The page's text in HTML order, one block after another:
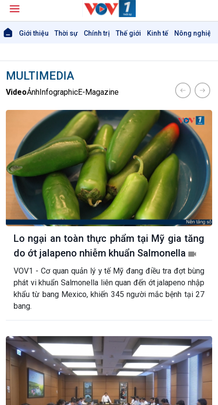
Giới thiệu Thời sự Chính trị Thế giới Kinh tế Nông nghiệp
MULTIMEDIA
VideoẢnhInfographicE-Magazine
Lo ngại an toàn thực phẩm tại Mỹ gia tăng
do ớt jalapeno nhiễm khuẩn Salmonella
VOV1 - Cơ quan quản lý y tế Mỹ đang điều tra đợt bùng
phát vi khuẩn Salmonella liên quan đến ớt jalapeno nhập
khẩu từ bang Mexico, khiến 345 người mắc bệnh tại 27
bang.